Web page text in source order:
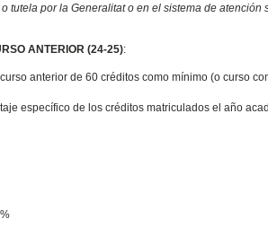
tutela por la Generalitat o en el sistema de
ANTERIOR (24-25):
anterior de 60 créditos como mínimo (o curso
específico de los créditos matriculados el año